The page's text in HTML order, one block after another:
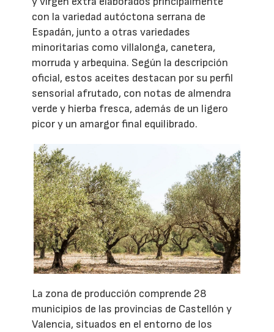
con la variedad autóctona serrana de
Espadán, junto a otras variedades
minoritarias como villalonga, canetera,
morruda y arbequina. Según la descripción
oficial, estos aceites destacan por su perfil
sensorial afrutado, con notas de almendra
verde y hierba fresca, además de un ligero
picor y un amargor final equilibrado.
La zona de producción comprende 28
municipios de las provincias de Castellón y
Valencia, situados en el entorno de los